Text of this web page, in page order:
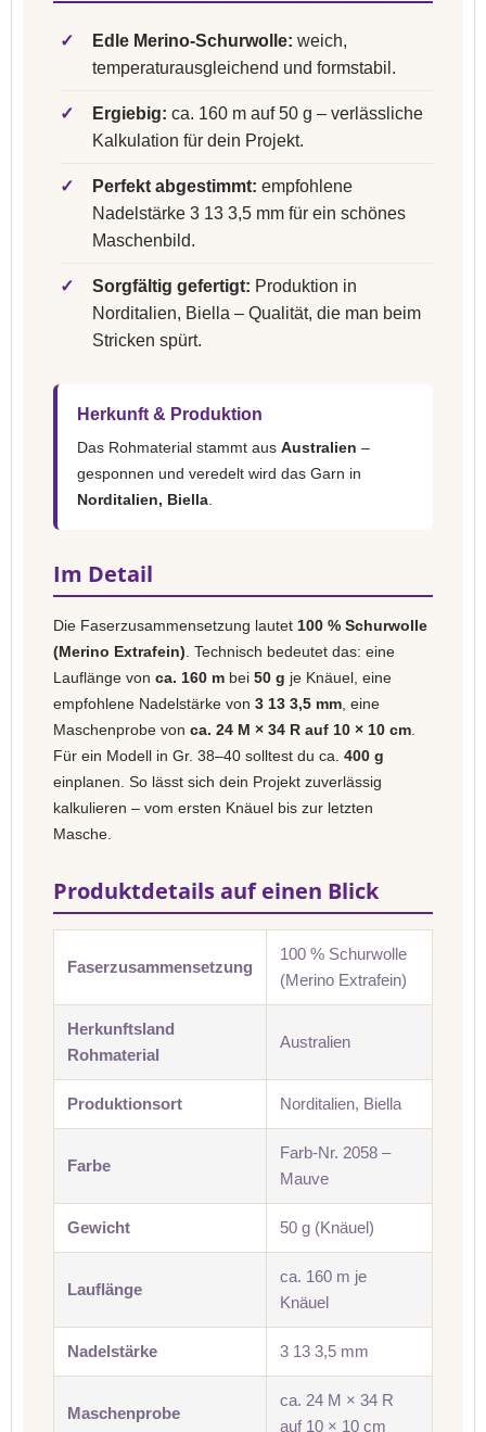
✓ Edle Merino-Schurwolle: weich,
temperaturausgleichend und formstabil.
✓ Ergiebig: ca. 160 m auf 50 g – verlässliche
Kalkulation für dein Projekt.
✓ Perfekt abgestimmt: empfohlene
Nadelstärke 3 13 3,5 mm für ein schönes
Maschenbild.
✓ Sorgfältig gefertigt: Produktion in
Norditalien, Biella – Qualität, die man beim
Stricken spürt.
Herkunft & Produktion
Das Rohmaterial stammt aus Australien –
gesponnen und veredelt wird das Garn in
Norditalien, Biella
Im Detail
Die Faserzusammensetzung lautet 100 % Schurwolle
(Merino Extrafein) . Technisch bedeutet das: eine
Lauflänge von ca. 160 m bei 50 g je Knäuel, eine
empfohlene Nadelstärke von 3 13 3,5 mm , eine
Maschenprobe von ca. 24 M × 34 R auf 10 × 10 cm
Für ein Modell in Gr. 38–40 solltest du ca. 400 g
einplanen. So lässt sich dein Projekt zuverlässig
kalkulieren – vom ersten Knäuel bis zur letzten
Masche.
Produktdetails auf einen Blick
Faserzusammensetzung
100 % Schurwolle
(Merino Extrafein)
Herkunftsland
Rohmaterial
Australien
Produktionsort Norditalien, Biella
Farbe
Farb-Nr. 2058 –
Mauve
Gewicht 50 g (Knäuel)
Lauflänge
ca. 160 m je
Knäuel
Nadelstärke 3 13 3,5 mm
Maschenprobe
ca. 24 M × 34 R
auf 10 × 10 cm